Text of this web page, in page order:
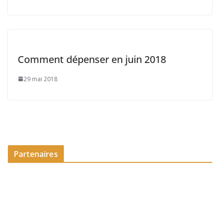
Comment dépenser en juin 2018
29 mai 2018
Partenaires